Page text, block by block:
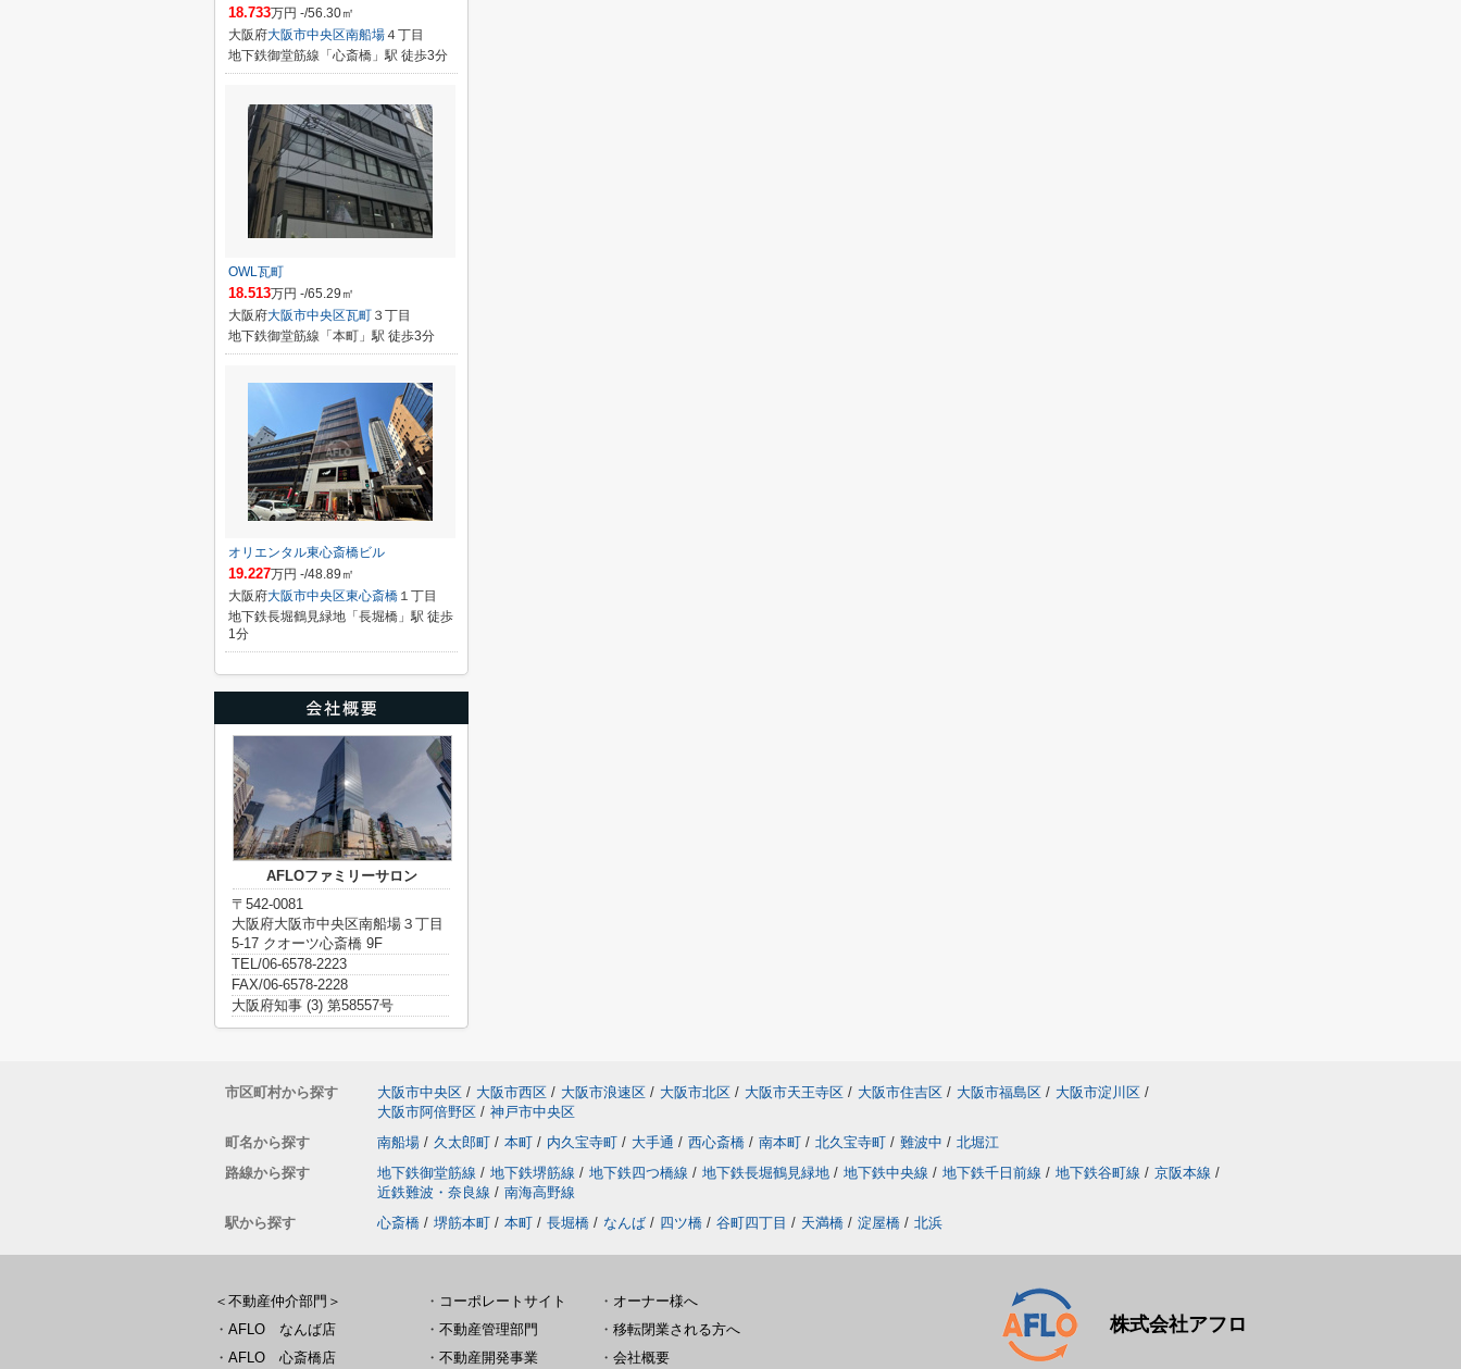
18.733万円 -/56.30㎡
大阪府大阪市中央区南船場４丁目
地下鉄御堂筋線「心斎橋」駅 徒歩3分
OWL瓦町
18.513万円 -/65.29㎡
大阪府大阪市中央区瓦町 ３丁目
地下鉄御堂筋線「本町」駅 徒歩3分
オリエンタル東心斎橋ビル
19.227万円 -/48.89㎡
大阪府大阪市中央区東心斎橋 １丁目
地下鉄長堀鶴見緑地「長堀橋」駅 徒歩
1分
AFLOファミリーサロン
〒542-0081
大阪府大阪市中央区南船場３丁目
5-17 クオーツ心斎橋 9F
TEL/06-6578-2223
FAX/06-6578-2228
大阪府知事 (3) 第58557号
市区町村から探す 大阪市中央区 / 大阪市西区 / 大阪市浪速区 / 大阪市北区 / 大阪市天王寺区 / 大阪市住吉区 / 大阪市福島区 / 大阪市淀川区 /
大阪市阿倍野区 / 神戸市中央区
町名から探す
南船場 / 久太郎町 / 本町 / 内久宝寺町 / 大手通 / 西心斎橋 / 南本町 / 北久宝寺町 / 難波中 / 北堀江
路線から探す
地下鉄御堂筋線 / 地下鉄堺筋線 / 地下鉄四つ橋線 / 地下鉄長堀鶴見緑地 / 地下鉄中央線 / 地下鉄千日前線 / 地下鉄谷町線 / 京阪本線 /
近鉄難波・奈良線 / 南海高野線
駅から探す
心斎橋 / 堺筋本町 / 本町 / 長堀橋 / なんば / 四ツ橋 / 谷町四丁目 / 天満橋 / 淀屋橋 / 北浜
＜不動産仲介部門＞
・ AFLO なんば店
・ AFLO 心斎橋店
・ コーポレートサイト
・ 不動産管理部門
・ 不動産開発事業
・ オーナー様へ
・ 移転閉業される方へ
・ 会社概要
株式会社アフロ